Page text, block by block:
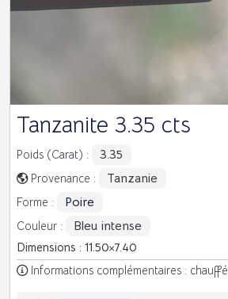
Tanzanite 3.35 cts
Poids (Carat) : 3.35
Provenance : Tanzanie
Forme : Poire
Couleur : Bleu intense
Dimensions : 11.50 7.40
Informations complémentaires : chauffé